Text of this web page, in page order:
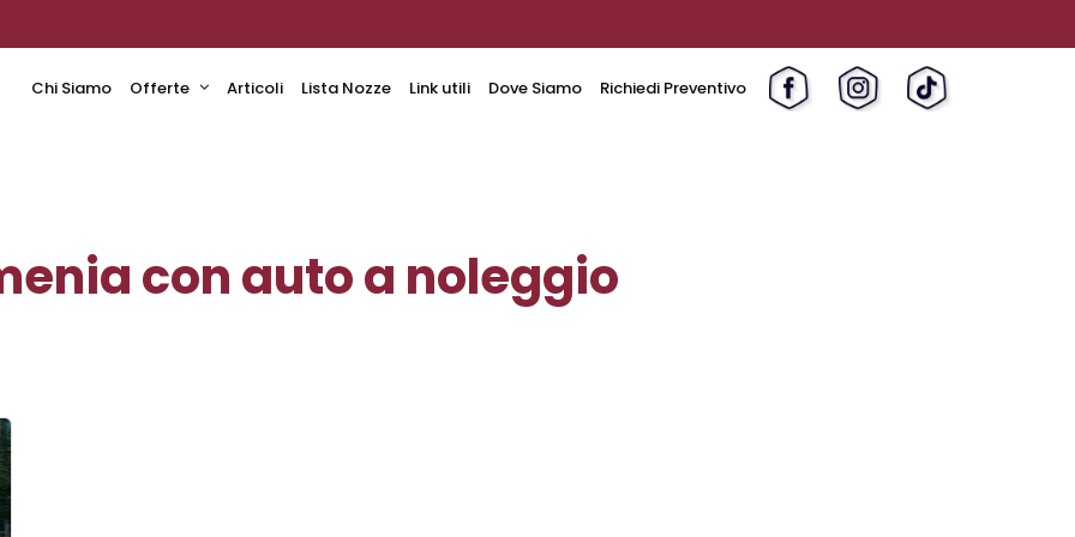
Chi Siamo Offerte Articoli Lista Nozze Link utili Dove Siamo Richiedi Preventivo
con auto a noleggio